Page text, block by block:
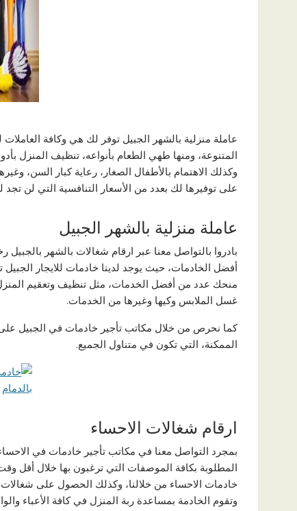
عاملة منزلية بالشهر الجبيل توفر لك هي وكافة
المتنوعة، ومنها طهي الطعام بأنواعه، تنظيف المنزل
وكذلك الاهتمام بالأطفال الصغار، رعاية كبار السن،
على توفيرها لك بعدد من الأسعار التنافسية التي لن
عاملة منزلية بالشهر الجبيل
بادروا بالتواصل معنا عبر ارقام شغالات بالشهر
أفضل الخادمات، حيث يوجد لدينا خادمات للايجار
منحك عدد من أفضل الخدمات، مثل تنظيف وتعقيم
غسل الملابس وكيها وغيرها من الخدمات.
كما نحرص من خلال مكاتب تأجير خادمات في الجبيل على
الممكنة، التي تكون في متناول الجميع.
ارقام شغالات الاحساء
بمجرد التواصل معنا في مكاتب تأجير خادمات في
المطلوبة بكافة الموصفات التي ترغبون بها خلال أقل
خادمات الاحساء من خلالنا، وكذلك الحصول على
وتقوم الخادمة بمساعدة ربة المنزل في كافة الأعباء